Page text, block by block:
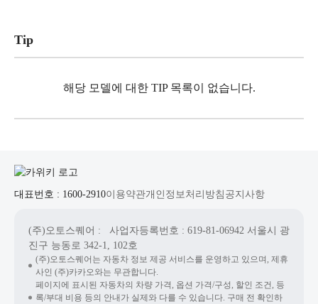
Tip
해당 모델에 대한 TIP 목록이 없습니다.
대표번호 : 1600-2910이용약관개인정보처리방침 공지사항
(주)오토스퀘어 : 사업자등록번호 : 619-81-06942 서울시 광
진구 능동로 342-1, 102호
(주)오토스퀘어는 자동차 정보 제공 서비스를 운영하고 있으며, 제휴
사인 (주)카카오와는 무관합니다.
페이지에 표시된 자동차의 차량 가격, 옵션 가격/구성, 할인 조건, 등
록/부대 비용 등의 안내가 실제와 다를 수 있습니다. 구매 전 확인하